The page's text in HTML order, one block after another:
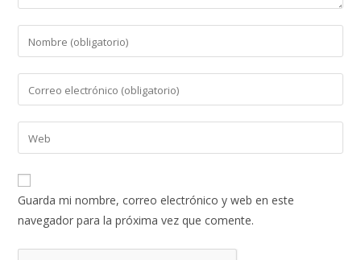
Introduce
tu
nombre
de
usuario
para
comentar
tu
dirección
de
electrónico
para
comentar
Introduce
la
URL
de
(opcional)
Guarda mi nombre, correo electrónico y web en este
navegador para la próxima vez que comente.